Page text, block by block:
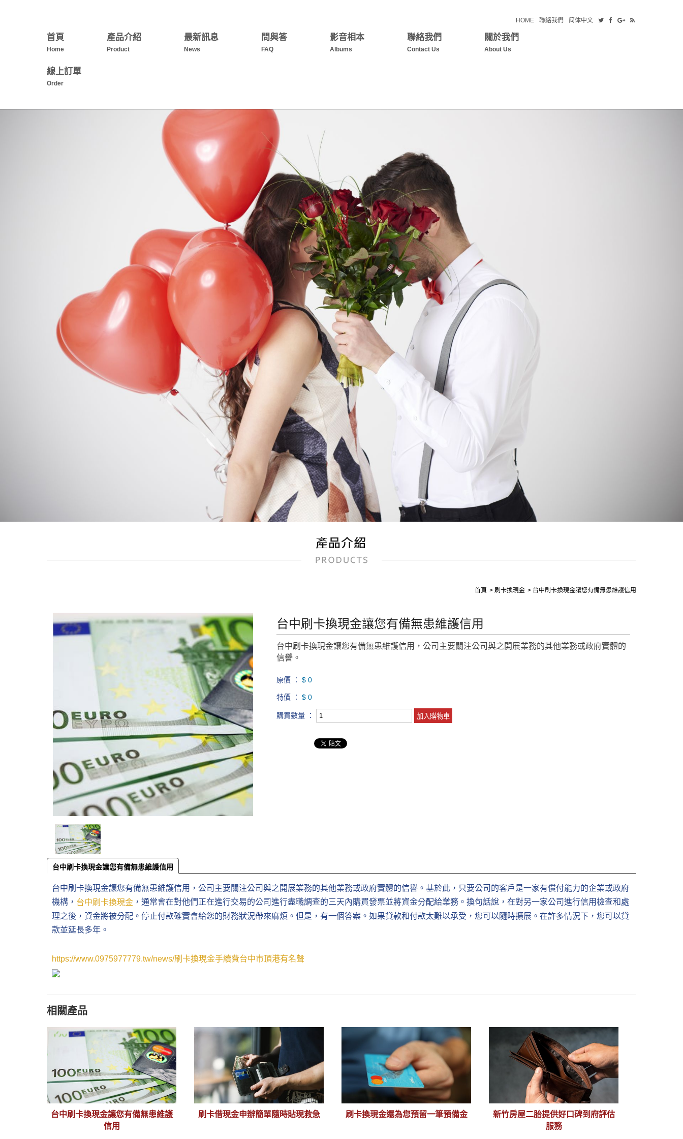
HOME 聯絡我們 简体中文
首頁
Home
產品介紹
Product
最新訊息
News
問與答
FAQ
影音相本
Albums
聯絡我們
Contact Us
關於我們
About Us
線上訂單
Order
首頁 刷卡換現金 台中刷卡換現金讓您有備無患維護信用
台中刷卡換現金讓您有備無患維護信用
台中刷卡換現金讓您有備無患維護信用，公司主要關注公司與之開展業務的其他業務或政府實體的
信譽。
原價 ： $ 0
特價 ： $ 0
購買數量 ：
台中刷卡換現金讓您有備無患維護信用
台中刷卡換現金讓您有備無患維護信用，公司主要關注公司與之開展業務的其他業務或政府實體的信譽。基於此，只要公司的客戶是一家有償付能力的企業或政府
機構， 台中刷卡換現金 ，通常會在對他們正在進行交易的公司進行盡職調查的三天內購買發票並將資金分配給業務。換句話說，在對另一家公司進行信用檢查和處
理之後，資金將被分配。停止付款確實會給您的財務狀況帶來麻煩。但是，有一個答案。如果貸款和付款太難以承受，您可以隨時擴展。在許多情況下，您可以貸
款並延長多年。
https://www.0975977779.tw/news/刷卡換現金手續費台中市頂港有名聲
相關產品
台中刷卡換現金讓您有備無患維護
信用
刷卡借現金申辦簡單隨時貼現救急 刷卡換現金還為您預留一筆預備金
新竹房屋二胎提供好口碑到府評估
服務